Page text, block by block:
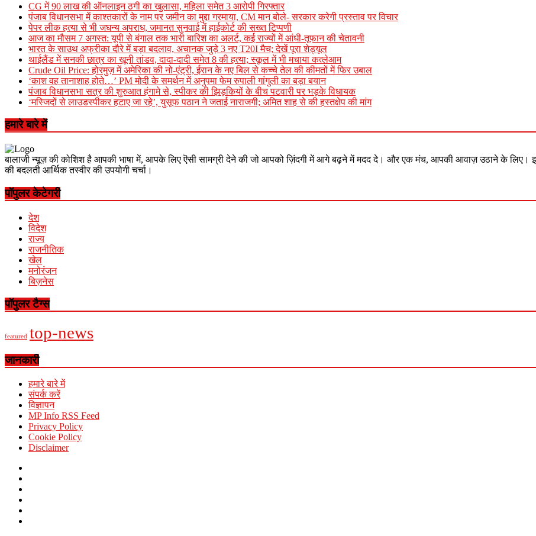
CG में 90 लाख की ऑनलाइन ठगी का खुलासा, महिला समेत 3 आरोपी गिरफ्तार
पंजाब विधानसभा में काश्तकारों के नाम पर जमीन का मुद्दा गरमाया, CM मान बोले- सरकार करेगी प्रस्ताव पर विचार
पेपर लीक हत्या से भी जघन्य अपराध, जमानत सुनवाई में हाईकोर्ट की सख्त टिप्पणी
आज का मौसम 7 अगस्त: यूपी से बंगाल तक भारी बारिश का अलर्ट, कई राज्यों में आंधी-तूफान की चेतावनी
भारत के साउथ अफ्रीका दौरे में बड़ा बदलाव, अचानक जुड़े 3 नए T20I मैच; देखें पूरा शेड्यूल
थाईलैंड में सनकी छात्र का खूनी तांडव, दादा-दादी समेत 8 की हत्या; स्कूल में भी मचाया कत्लेआम
Crude Oil Price: होरमुज़ में अमेरिका की नो-एंट्री, ईरान के नए बिल से कच्चे तेल की कीमतों में फिर उबाल
‘काश वह तानाशाह होते…’ PM मोदी के समर्थन में अनुपमा फेम रुपाली गांगुली का बड़ा बयान
पंजाब विधानसभा सत्र की शुरुआत हंगामे से, स्पीकर की झिड़कियों के बीच पटवारी पर भड़के विधायक
‘मस्जिदों से लाउडस्पीकर हटाए जा रहे’, युसूफ पठान ने जताई नाराजगी; अमित शाह से की हस्तक्षेप की मांग
हमारे बारे में
बालाजी न्यूज़ की कोशिश है आपकी भाषा में, आपके लिए ऎसी सामग्री देने की जो आपको ज़िंदगी में आगे बढ़ने में मदद दे। और एक मंच, आपकी आवाज़ उठाने के लिए।
की बदलती आर्थिक तस्वीर की उपयोगी चर्चा।
पॉपुलर केटेगरी
देश
विदेश
राज्य
राजनीतिक
खेल
मनोरंजन
बिज़नेस
पॉपुलर टैग्स
featured top-news
जानकारी
हमारे बारे में
संपर्क करें
विज्ञापन
MP Info RSS Feed
Privacy Policy
Cookie Policy
Disclaimer